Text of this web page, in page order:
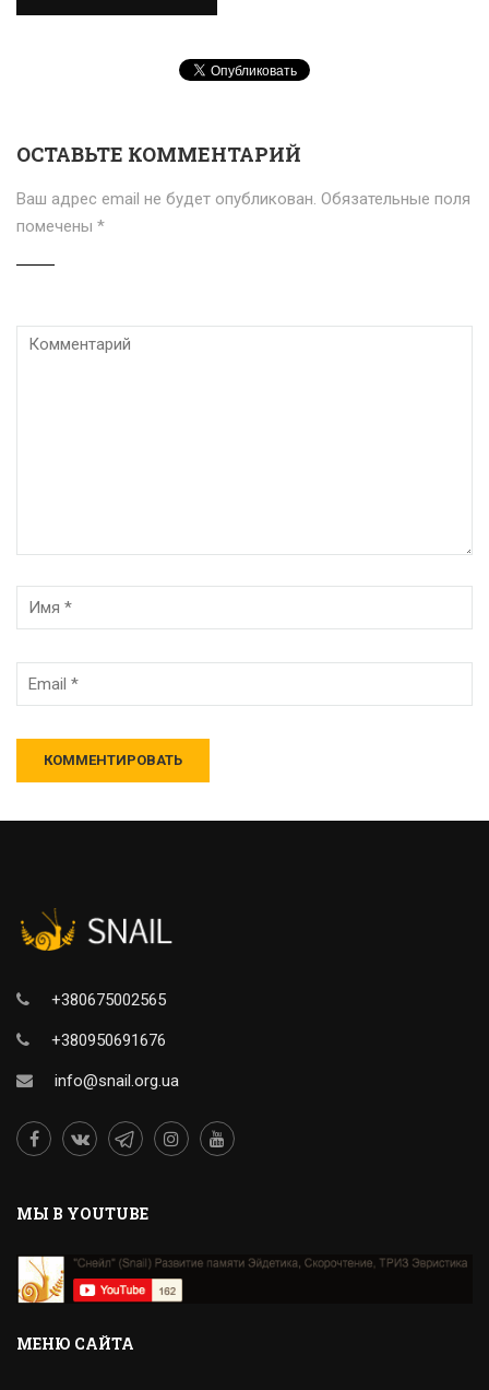
ОСТАВЬТЕ КОММЕНТАРИЙ
Ваш адрес email не будет опубликован. Обязательные поля
помечены *
+380675002565
+380950691676
info@snail.org.ua
MЫ В YOUTUBE
МЕНЮ САЙТА